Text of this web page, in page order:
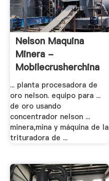
Nelson Maquina
Minera -
Mobilecrusherchina
... planta procesadora de
oro nelson. equipo para ...
de oro usando
concentrador nelson ...
minera,mina y máquina de la
trituradora de ...